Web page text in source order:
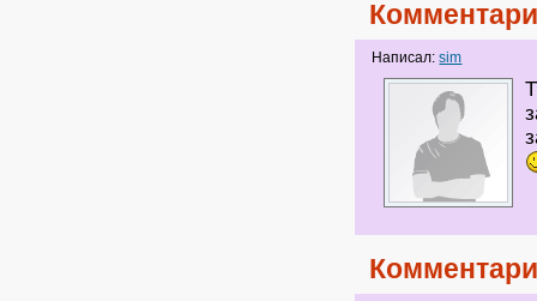
Написал:sim